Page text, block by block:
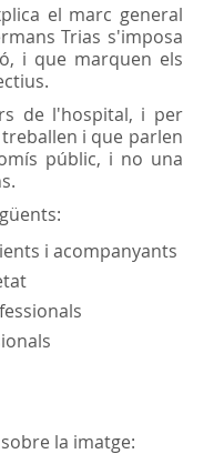
el marc general
Trias s'imposa
i que marquen els
de l'hospital, i per
i que parlen
públic, i no una
i acompanyants
la imatge: